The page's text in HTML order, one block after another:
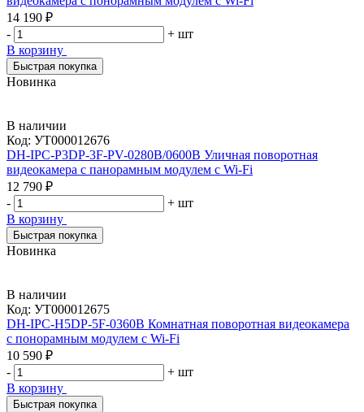
14 190 ₽
-
+ шт
В корзину
Быстрая покупка
Новинка
В наличии
Код: УТ000012676
DH-IPC-P3DP-3F-PV-0280B/0600B Уличная поворотная
видеокамера с панорамным модулем с Wi-Fi
12 790 ₽
-
+ шт
В корзину
Быстрая покупка
Новинка
В наличии
Код: УТ000012675
DH-IPC-H5DP-5F-0360B Комнатная поворотная видеокамера
с понорамным модулем с Wi-Fi
10 590 ₽
-
+ шт
В корзину
Быстрая покупка